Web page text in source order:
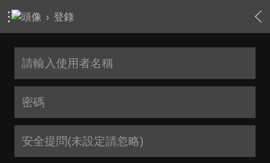
› 登錄
安全提問(未設定請忽略)